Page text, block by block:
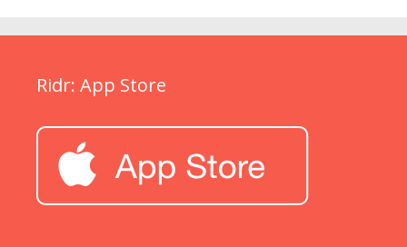
Ridr: App Store